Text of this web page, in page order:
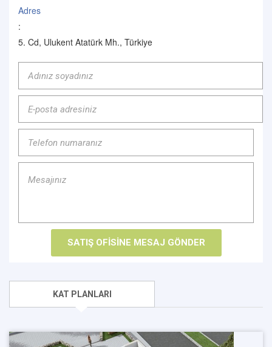
Adres
:
5. Cd, Ulukent Atatürk Mh., Türkiye
KAT PLANLARI